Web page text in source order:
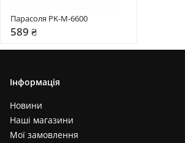
Парасоля PK-M-6600
589 ₴
Інформація
Новини
Наші магазини
Мої замовлення